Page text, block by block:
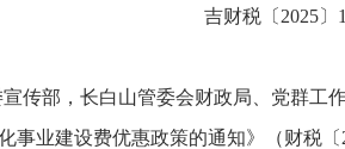
吉财税〔2025〕
传部，长白山管委会财政局、党群工
事业建设费优惠政策的通知》（财税